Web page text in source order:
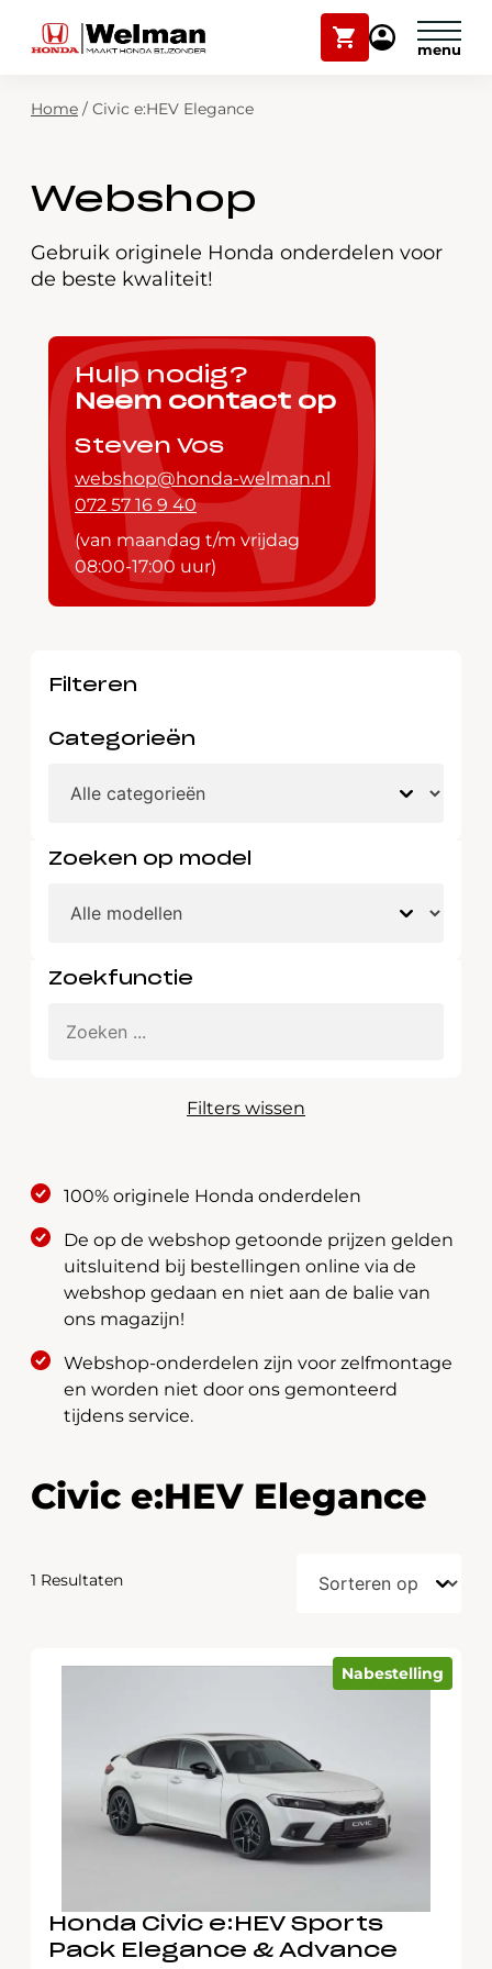
Winkelwagen
Mijn
Modellen
Over ons
Webshop
Contact
Zoekfunctie
Plan onderhoud
Mijn Honda Welman
Home / Civic e:HEV Elegance
Webshop
Gebruik originele Honda onderdelen voor
de beste kwaliteit!
Hulp nodig?
Neem contact op
Steven Vos
webshop@honda-welman.nl
072 57 16 9 40
(van maandag t/m vrijdag
08:00-17:00 uur)
Filteren
Categorieën
Zoeken op model
Zoekfunctie
Filters wissen
100% originele Honda onderdelen
De op de webshop getoonde prijzen gelden
uitsluitend bij bestellingen online via de
webshop gedaan en niet aan de balie van
ons magazijn!
Webshop-onderdelen zijn voor zelfmontage
en worden niet door ons gemonteerd
tijdens service.
Civic e:HEV Elegance
1 Resultaten
Nabestelling
Honda Civic e:HEV Sports
Pack Elegance & Advance